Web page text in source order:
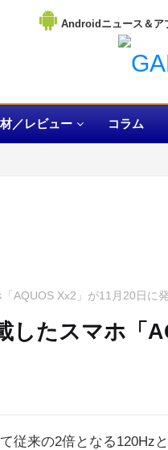
Androidニュース＆ア
／レビュー コラム
AQUOS Xx2」が11月20日に
たスマホ「
従来の2倍となる120Hz